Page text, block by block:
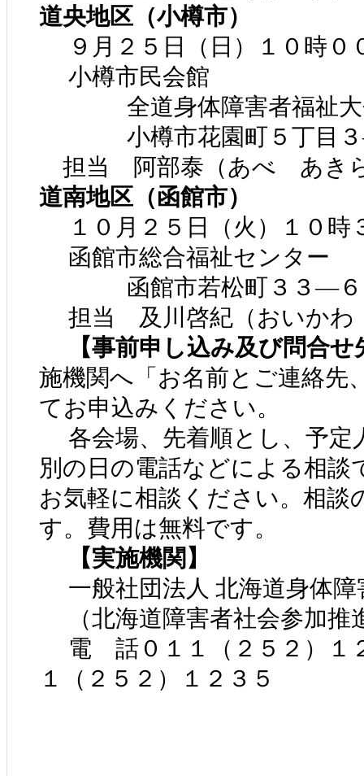
道央地区（小樽市）
９月２５日（日）１０時０
小樽市民会館
全道身体障害者福祉大
小樽市花園町５丁目
担当 阿部泰（あべ あき
道南地区（函館市）
１０月２５日（火）１０時
函館市総合福祉センター
函館市若松町３３―６
担当 及川啓紀（おいかわ
【事前申し込み及び問合せ
施機関へ「お名前とご連絡先
てお申込みください。
各会場、先着順とし、予定
別の日の電話などによる相談
お気軽に相談ください。相談
す。費用は無料です。
【実施機関】
一般社団法人 北海道身体障
（北海道障害者社会参加推
電 話０１１（２５２）
１（２５２）１２３５